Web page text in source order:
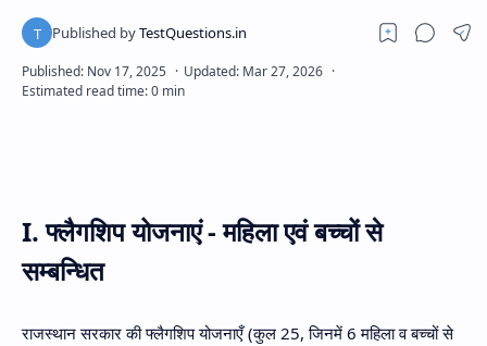
Hidden Menu
​I. फ्लैगशिप योजनाएं - महिला एवं बच्चों से
सम्बन्धित
​राजस्थान सरकार की फ्लैगशिप योजनाएँ (कुल 25, जिनमें 6 महिला व बच्चों से